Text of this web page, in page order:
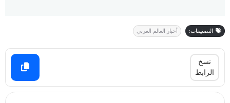
التصنيفات: أخبار العالم العربي
نسخ
الرابط